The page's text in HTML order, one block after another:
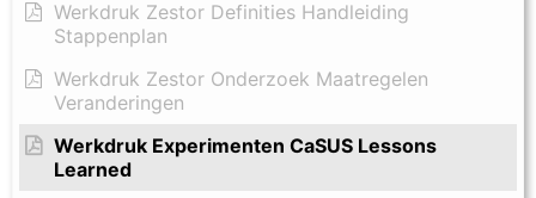
Werkdruk Zestor Definities Handleiding
Stappenplan
Werkdruk Zestor Onderzoek Maatregelen
Veranderingen
Werkdruk Experimenten CaSUS Lessons
Learned